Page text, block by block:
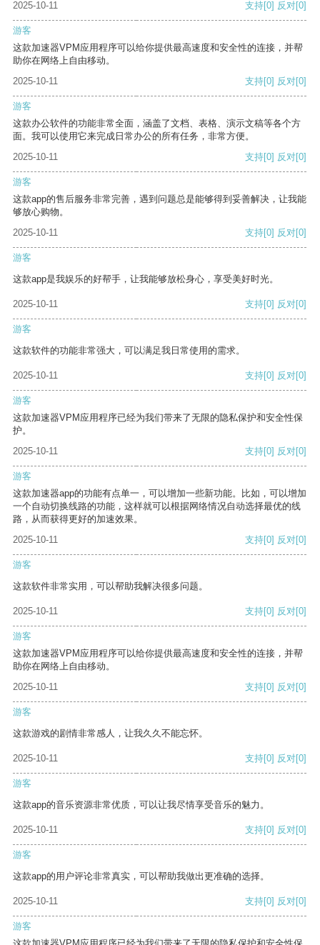
2025-10-11
支持[0] 反对[0]
游客
这款加速器VPM应用程序可以给你提供最高速度和安全性的连接，并帮
助你在网络上自由移动。
2025-10-11
支持[0] 反对[0]
游客
这款办公软件的功能非常全面，涵盖了文档、表格、演示文稿等各个方
面。我可以使用它来完成日常办公的所有任务，非常方便。
2025-10-11
支持[0] 反对[0]
游客
这款app的售后服务非常完善，遇到问题总是能够得到妥善解决，让我能
够放心购物。
2025-10-11
支持[0] 反对[0]
游客
这款app是我娱乐的好帮手，让我能够放松身心，享受美好时光。
2025-10-11 支持[0] 反对[0]
游客
这款软件的功能非常强大，可以满足我日常使用的需求。
2025-10-11 支持[0] 反对[0]
游客
这款加速器VPM应用程序已经为我们带来了无限的隐私保护和安全性保
护。
2025-10-11
支持[0] 反对[0]
游客
这款加速器app的功能有点单一，可以增加一些新功能。比如，可以增加
一个自动切换线路的功能，这样就可以根据网络情况自动选择最优的线
路，从而获得更好的加速效果。
2025-10-11
支持[0] 反对[0]
游客
这款软件非常实用，可以帮助我解决很多问题。
2025-10-11 支持[0] 反对[0]
游客
这款加速器VPM应用程序可以给你提供最高速度和安全性的连接，并帮
助你在网络上自由移动。
2025-10-11
支持[0] 反对[0]
游客
这款游戏的剧情非常感人，让我久久不能忘怀。
2025-10-11 支持[0] 反对[0]
游客
这款app的音乐资源非常优质，可以让我尽情享受音乐的魅力。
2025-10-11 支持[0] 反对[0]
游客
这款app的用户评论非常真实，可以帮助我做出更准确的选择。
2025-10-11 支持[0] 反对[0]
游客